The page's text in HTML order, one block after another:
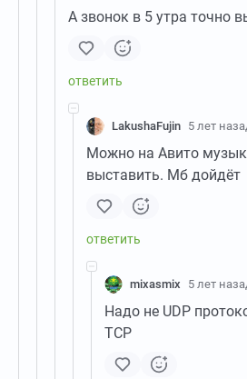
А звонок в 5 утра точно
LakushaFujin 5 лет
Можно на Авито
выставить. Мб дойдёт
mixasmix 5 лет
Надо не UDP
TCP